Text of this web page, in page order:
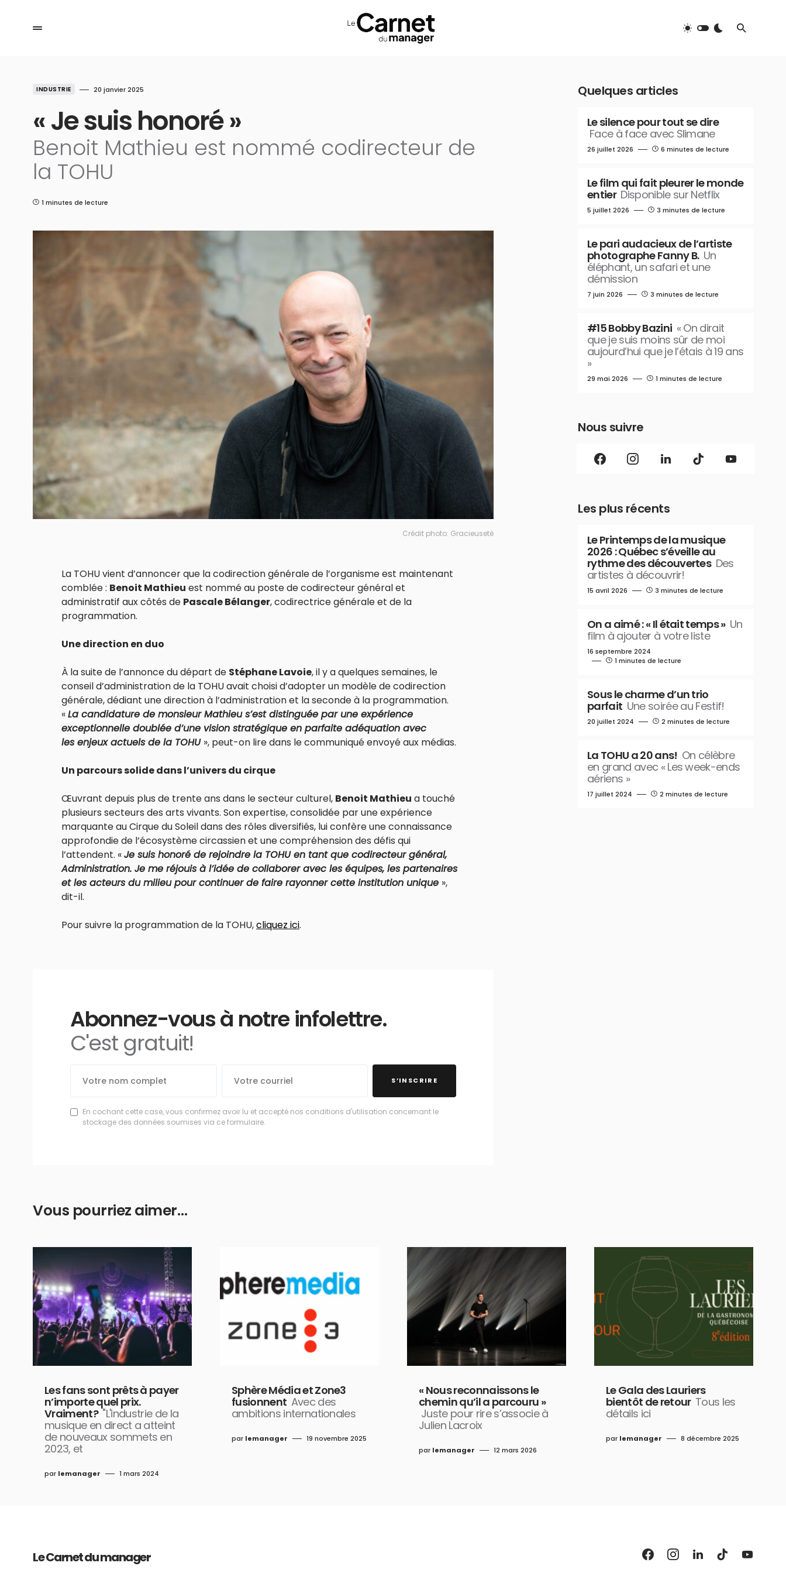
INDUSTRIE 20 janvier 2025
« Je suis honoré »
Benoit Mathieu est nommé codirecteur de
la TOHU
1 minutes de lecture
Crédit photo: Gracieuseté
La TOHU vient d’annoncer que la codirection générale de l’organisme est maintenant
comblée : Benoit Mathieu est nommé au poste de codirecteur général et
administratif aux côtés de Pascale Bélanger, codirectrice générale et de la
programmation.
Une direction en duo
À la suite de l’annonce du départ de Stéphane Lavoie, il y a quelques semaines, le
conseil d’administration de la TOHU avait choisi d’adopter un modèle de codirection
générale, dédiant une direction à l’administration et la seconde à la programmation.
«La candidature de monsieur Mathieu s’est distinguée par une expérience
exceptionnelle doublée d’une vision stratégique en parfaite adéquation avec
les enjeux actuels de la TOHU », peut-on lire dans le communiqué envoyé aux médias.
Un parcours solide dans l’univers du cirque
Œuvrant depuis plus de trente ans dans le secteur culturel, Benoit Mathieu a touché
plusieurs secteurs des arts vivants. Son expertise, consolidée par une expérience
marquante au Cirque du Soleil dans des rôles diversifiés, lui confère une connaissance
approfondie de l’écosystème circassien et une compréhension des défis qui
l’attendent. «Je suis honoré de rejoindre la TOHU en tant que codirecteur général,
Administration. Je me réjouis à l’idée de collaborer avec les équipes, les partenaires
et les acteurs du milieu pour continuer de faire rayonner cette institution unique »,
dit-il.
Pour suivre la programmation de la TOHU,cliquez ici.
Abonnez-vous à notre infolettre.
C'est gratuit!
S’INSCRIRE
En cochant cette case, vous confirmez avoir lu et accepté nos conditions d'utilisation concernant le
stockage des données soumises via ce formulaire.
Quelques articles
Le silence pour tout se dire
Face à face avec Slimane
26 juillet 2026 6 minutes de lecture
Le film qui fait pleurer le monde
entier Disponible sur Netflix
5 juillet 2026 3 minutes de lecture
Le pari audacieux de l’artiste
photographe Fanny B. Un
éléphant, un safari et une
démission
7 juin 2026 3 minutes de lecture
#15 Bobby Bazini « On dirait
que je suis moins sûr de moi
aujourd’hui que je l’étais à 19 ans
»
29 mai 2026 1 minutes de lecture
Nous suivre
Les plus récents
Le Printemps de la musique
2026 : Québec s’éveille au
rythme des découvertes Des
artistes à découvrir!
15 avril 2026 3 minutes de lecture
On a aimé : « Il était temps » Un
film à ajouter à votre liste
16 septembre 2024
1 minutes de lecture
Sous le charme d’un trio
parfait Une soirée au Festif!
20 juillet 2024 2 minutes de lecture
La TOHU a 20 ans! On célèbre
en grand avec « Les week-ends
aériens »
17 juillet 2024 2 minutes de lecture
Vous pourriez aimer…
Les fans sont prêts à payer
n’importe quel prix.
Vraiment? "L'industrie de la
musique en direct a atteint
de nouveaux sommets en
2023, et
par lemanager 1 mars 2024
Sphère Média et Zone3
fusionnent Avec des
ambitions internationales
par lemanager 19 novembre 2025
« Nous reconnaissons le
chemin qu’il a parcouru »
Juste pour rire s’associe à
Julien Lacroix
par lemanager 12 mars 2026
Le Gala des Lauriers
bientôt de retour Tous les
détails ici
par lemanager 8 décembre 2025
Le Carnet du manager